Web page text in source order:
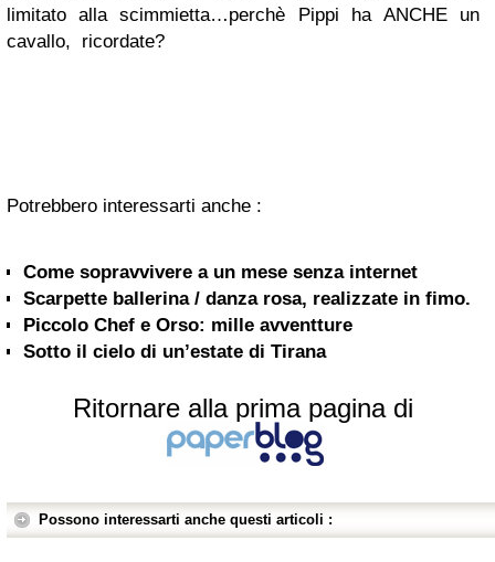
limitato alla scimmietta…perchè Pippi ha ANCHE un
cavallo, ricordate?
Potrebbero interessarti anche :
Come sopravvivere a un mese senza internet
Scarpette ballerina / danza rosa, realizzate in fimo.
Piccolo Chef e Orso: mille avventture
Sotto il cielo di un’estate di Tirana
Ritornare alla prima pagina di
Possono interessarti anche questi articoli :